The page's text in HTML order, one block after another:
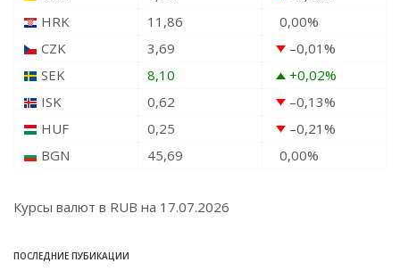
HRK
11,86 0,00%
CZK
3,69 –0,01%
SEK
8,10 +0,02%
ISK
0,62 –0,13%
HUF
0,25 –0,21%
BGN
45,69 0,00%
Курсы валют в RUB на 17.07.2026
ПОСЛЕДНИЕ ПУБИКАЦИИ